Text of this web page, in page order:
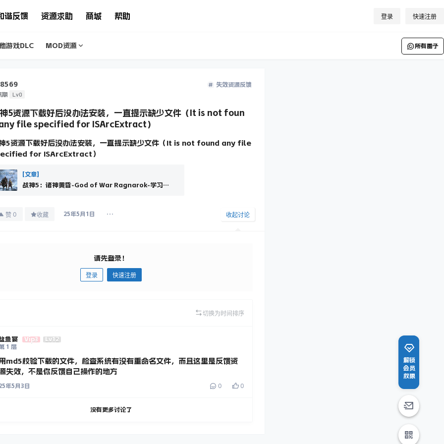
谐反馈 资源求助 商城 帮助 登录 快速注册
游戏DLC MOD资源 所有圈子
期 Lv0
失效资源反馈
5资源下载好后没办法安装，一直提示缺少文件（It is not foun
file specified for ISArcExtract）
5资源下载好后没办法安装，一直提示缺少文件（It is not found any file
for ISArcExtract）
[文章]
战神5：诸神黄昏-God of War Ragnarok-学习版
赞 0 收藏 25年5月1日 收起讨论
请先登录！
登录 快速注册
切换为时间排序
鱼宴 Vip3
Lv12
1 层
md5校验下载的文件，检查系统有没有重命名文件，而且这里是反馈资
失效，不是你反馈自己操作的地方
年5月3日 0 0
没有更多讨论了
解锁
会员
权限